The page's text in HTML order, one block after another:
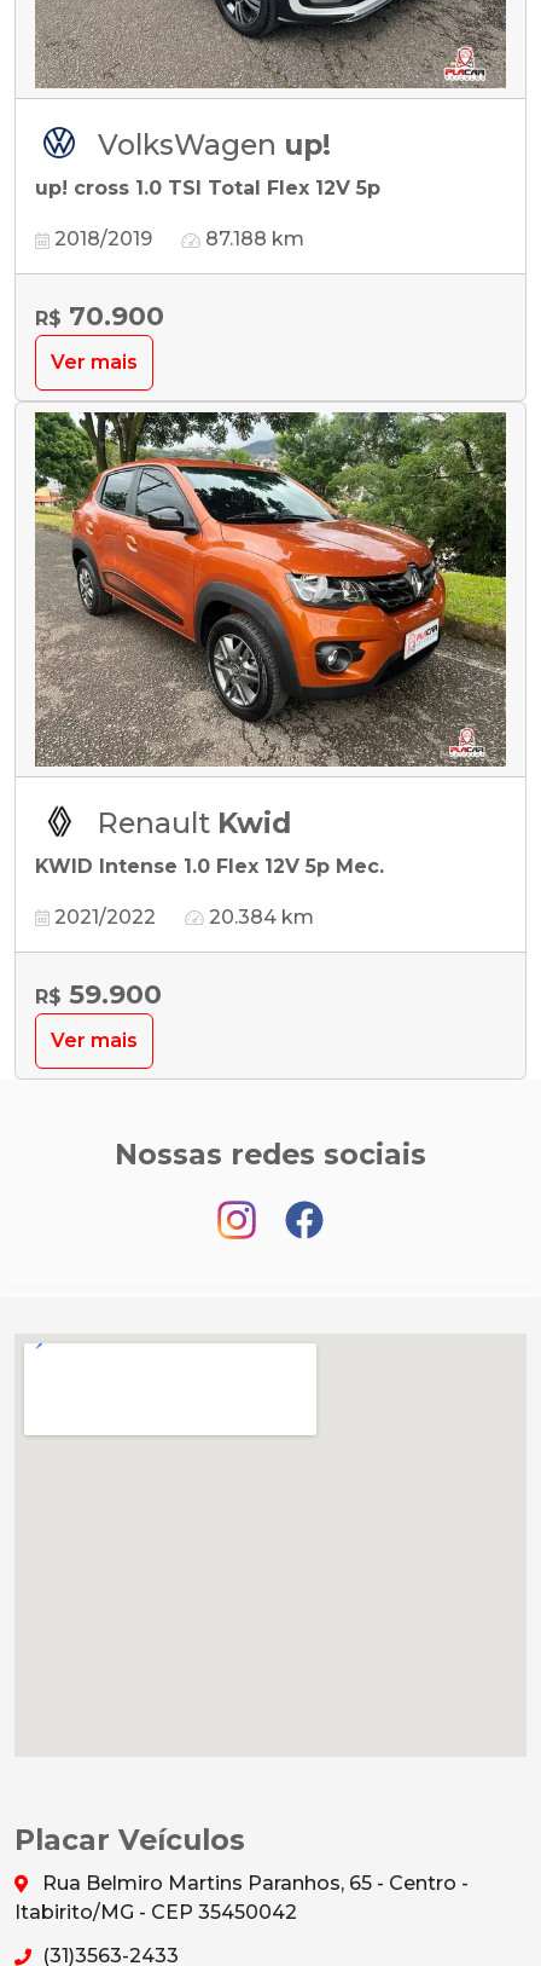
VolksWagen up!
up! cross 1.0 TSI Total Flex 12V 5p
2018/2019 87.188 km
R$ 70.900
Ver mais
Renault Kwid
KWID Intense 1.0 Flex 12V 5p Mec.
2021/2022 20.384 km
R$ 59.900
Ver mais
Nossas redes sociais
Placar Veículos
Rua Belmiro Martins Paranhos, 65 - Centro -
Itabirito/MG - CEP 35450042
(31)3563-2433